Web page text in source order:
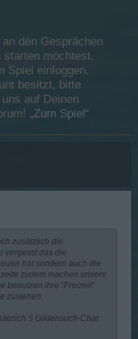
den Gesprächen
starten möchtest,
Spiel einloggen.
besitzt, bitte
auf Deinen
„Zum Spiel“
zusätzlich die
vergesst das die
hat sondern auch die
zudem machen unsere
benutzen ihre "Freizeit"
zustehen.
5 Gildensuch-Chat